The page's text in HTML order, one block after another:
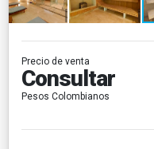
Precio de venta
Consultar
Pesos Colombianos